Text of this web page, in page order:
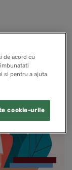
de acord cu
si pentru a ajuta
cookie-urile